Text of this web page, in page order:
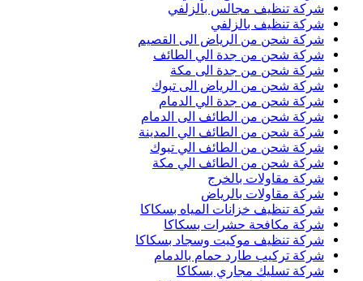
شركة تنظيف مجالس بالزلفي
شركة تنظيف بالزلفي
شركة شحن من الرياض الى القصيم
شركة شحن من جدة الي الطائف
شركة شحن من جدة الى مكة
شركة شحن من الرياض الى تبوك
شركة شحن من جدة الي الدمام
شركة شحن من الطائف الى الدمام
شركة شحن من الطائف الي المدينة
شركة شحن من الطائف الي تبوك
شركة شحن من الطائف الي مكة
شركة مقاولات بالخرج
شركة مقاولات بالرياض
شركة تنظيف خزانات المياه بسكاكا
شركة مكافحة حشرات بسكاكا
شركة تنظيف موكيت وسجاد بسكاكا
شركة تركيب طارد حمام بالدمام
شركة تسليك مجاري بسكاكا